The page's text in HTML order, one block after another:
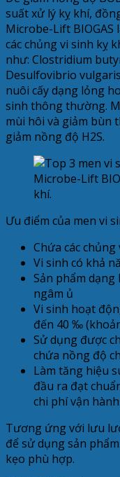
suất xử lý kỵ khí,
Microbe-Lift BIOGAS
các chủng vi sinh kỵ
như: Clostridium
Desulfovibrio
nuôi cấy dạng lỏng
sinh thông thường.
mùi hôi và giảm bùn
giảm nồng độ H2S.
Microbe-Lift
khí.
Ưu điểm của men vi
Chứa các
Vi sinh có khả
Sản phẩm
ngâm ủ
Vi sinh hoạt
đến 40 ‰
Sử dụng được
chứa nồng độ
Làm tăng hiệu
đầu ra đạt
chi phí vận
Tương ứng với lưu
để sử dụng sản
kẹo phù hợp.